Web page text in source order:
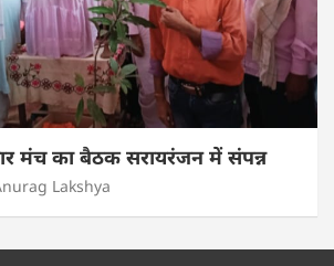
मंच का बैठक सरायरंजन में संपन्न
Lakshya